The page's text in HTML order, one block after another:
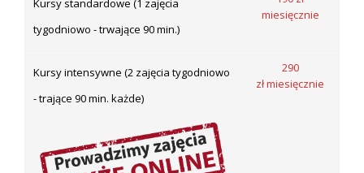
Kursy standardowe (1 zajęcia
tygodniowo - trwające 90 min.)
miesięcznie
Kursy intensywne (2 zajęcia tygodniowo
- trające 90 min. każde)
290
zł miesięcznie